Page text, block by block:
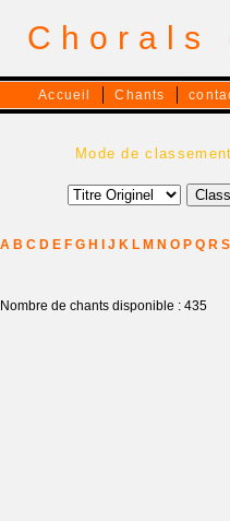
Accueil Chants
Mode de
A B C D E F G H J K L M N O P Q R S
Nombre de chants disponible : 435